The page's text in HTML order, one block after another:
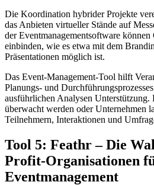
Die Koordination hybrider Projekte
das Anbieten virtueller Stände auf
der Eventmanagementsoftware können
einbinden, wie es etwa mit dem
Präsentationen möglich ist.
Das Event-Management-Tool hilft
Planungs- und
ausführlichen Analysen
überwacht werden oder Unternehmen
Teilnehmern, Interaktionen und
Tool 5: Feathr – Die
Profit-Organisationen
Eventmanagement